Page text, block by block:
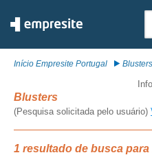
Início Empresite Portugal Blusters
Blusters
(Pesquisa solicitada pelo usuário)
1 resultado de busca